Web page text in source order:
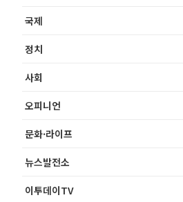
국제
정치
사회
오피니언
문화·라이프
뉴스발전소
이투데이TV